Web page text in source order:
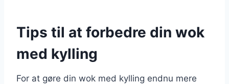
Tips til at forbedre din wok
med kylling
For at gøre din wok med kylling endnu mere